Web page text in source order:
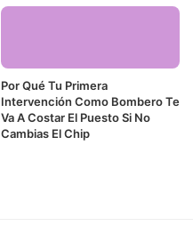
Por Qué Tu Primera
Intervención Como Bombero Te
Va A Costar El Puesto Si No
Cambias El Chip